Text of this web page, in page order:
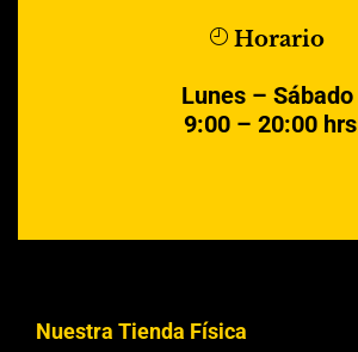
Horario
Lunes – Sábado
9:00 – 20:00 hrs
Nuestra Tienda Física